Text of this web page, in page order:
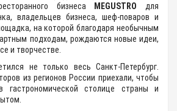
бизнеса
MEGUSTRO для
владельцев бизнеса, шеф-поваров и
на которой благодаря необычным
подходам, рождаются новые идеи,
и творчестве.
не только весь Санкт-Петербург.
из регионов России приехали, чтобы
гастрономической столице страны и